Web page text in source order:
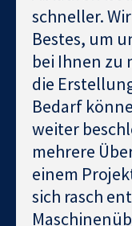
schneller.
Bestes, um
bei Ihnen zu
die
Bedarf
weiter
mehrere
einem
sich rasch